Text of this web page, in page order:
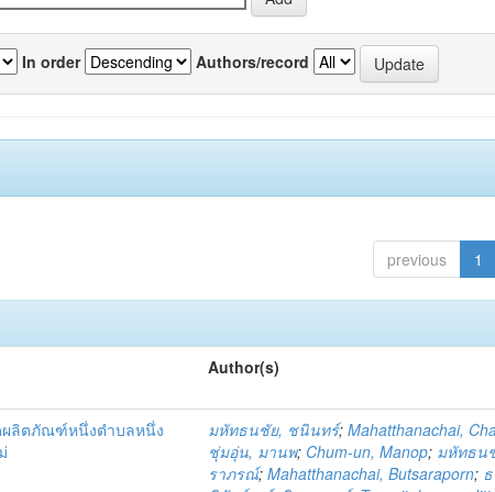
In order Authors/record
previous 1
Author(s)
ผลิตภัณฑ์หนึ่งตำบลหนึ่ง
มหัทธนชัย, ชนินทร์;Mahatthanachai,
ชุ่มอุ่น, มานพ; Chum-un, Manop; มหัทธน
ราภรณ์;Mahatthanachai, Butsaraporn;